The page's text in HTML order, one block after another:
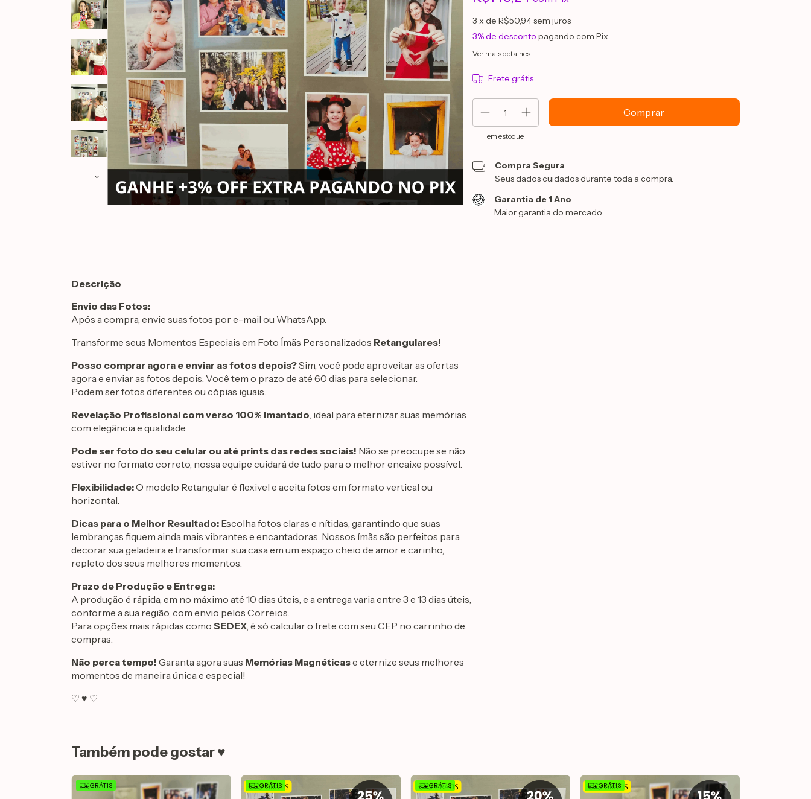
3 x de R$50,94sem juros
3% de desconto pagando com Pix
Ver mais detalhes
Frete grátis
em estoque
Compra Segura
Seus dados cuidados durante toda a compra.
Garantia de 1 Ano
Maior garantia do mercado.
Descrição
Envio das Fotos:
Após a compra, envie suas fotos por e-mail ou WhatsApp.
Transforme seus Momentos Especiais em Foto Ímãs Personalizados Retangulares!
Posso comprar agora e enviar as fotos depois?Sim, você pode aproveitar as ofertas
agora e enviar as fotos depois. Você tem o prazo de até 60 dias para selecionar.
Podem ser fotos diferentes ou cópias iguais.
Revelação Profissional com verso 100% imantado, ideal para eternizar suas memórias
com elegância e qualidade.
Pode ser foto do seu celular ou até prints das redes sociais! Não se preocupe se não
estiver no formato correto, nossa equipe cuidará de tudo para o melhor encaixe possível.
Flexibilidade:O modelo Retangular é flexivel e aceita fotos em formato vertical ou
horizontal.
Dicas para o Melhor Resultado: Escolha fotos claras e nítidas, garantindo que suas
lembranças fiquem ainda mais vibrantes e encantadoras. Nossos ímãs são perfeitos para
decorar sua geladeira e transformar sua casa em um espaço cheio de amor e carinho,
repleto dos seus melhores momentos.
Prazo de Produção e Entrega:
A produção é rápida, em no máximo até 10 dias úteis, e a entrega varia entre 3 e 13 dias úteis,
conforme a sua região, com envio pelos Correios.
Para opções mais rápidas como SEDEX, é só calcular o frete com seu CEP no carrinho de
compras.
Não perca tempo! Garanta agora suas Memórias Magnéticase eternize seus melhores
momentos de maneira única e especial!
♡ ♥ ♡
Também pode gostar ♥
GRÁTIS GRÁTIS GRÁTIS GRÁTIS